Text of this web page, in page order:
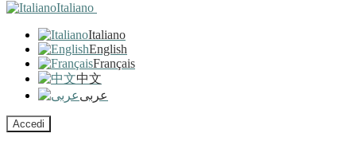
Italiano
Italiano
English
Français
中文
عربى
Accedi